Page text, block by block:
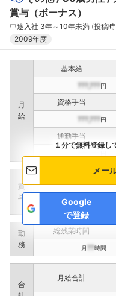
賞与（ボーナス）
中途入社 3年～10年未満 (投稿
2009年度
月
給
基本給
???,???円
資格手当
???,???円
通勤手当
賞
与
???,???
勤
務
総残業時間
月 ??時間
合
月給合計
１分で無料登録し
メー
Google
で登録